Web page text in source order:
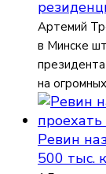
Артемий
в Минске
на
Ревин
500 тыс.